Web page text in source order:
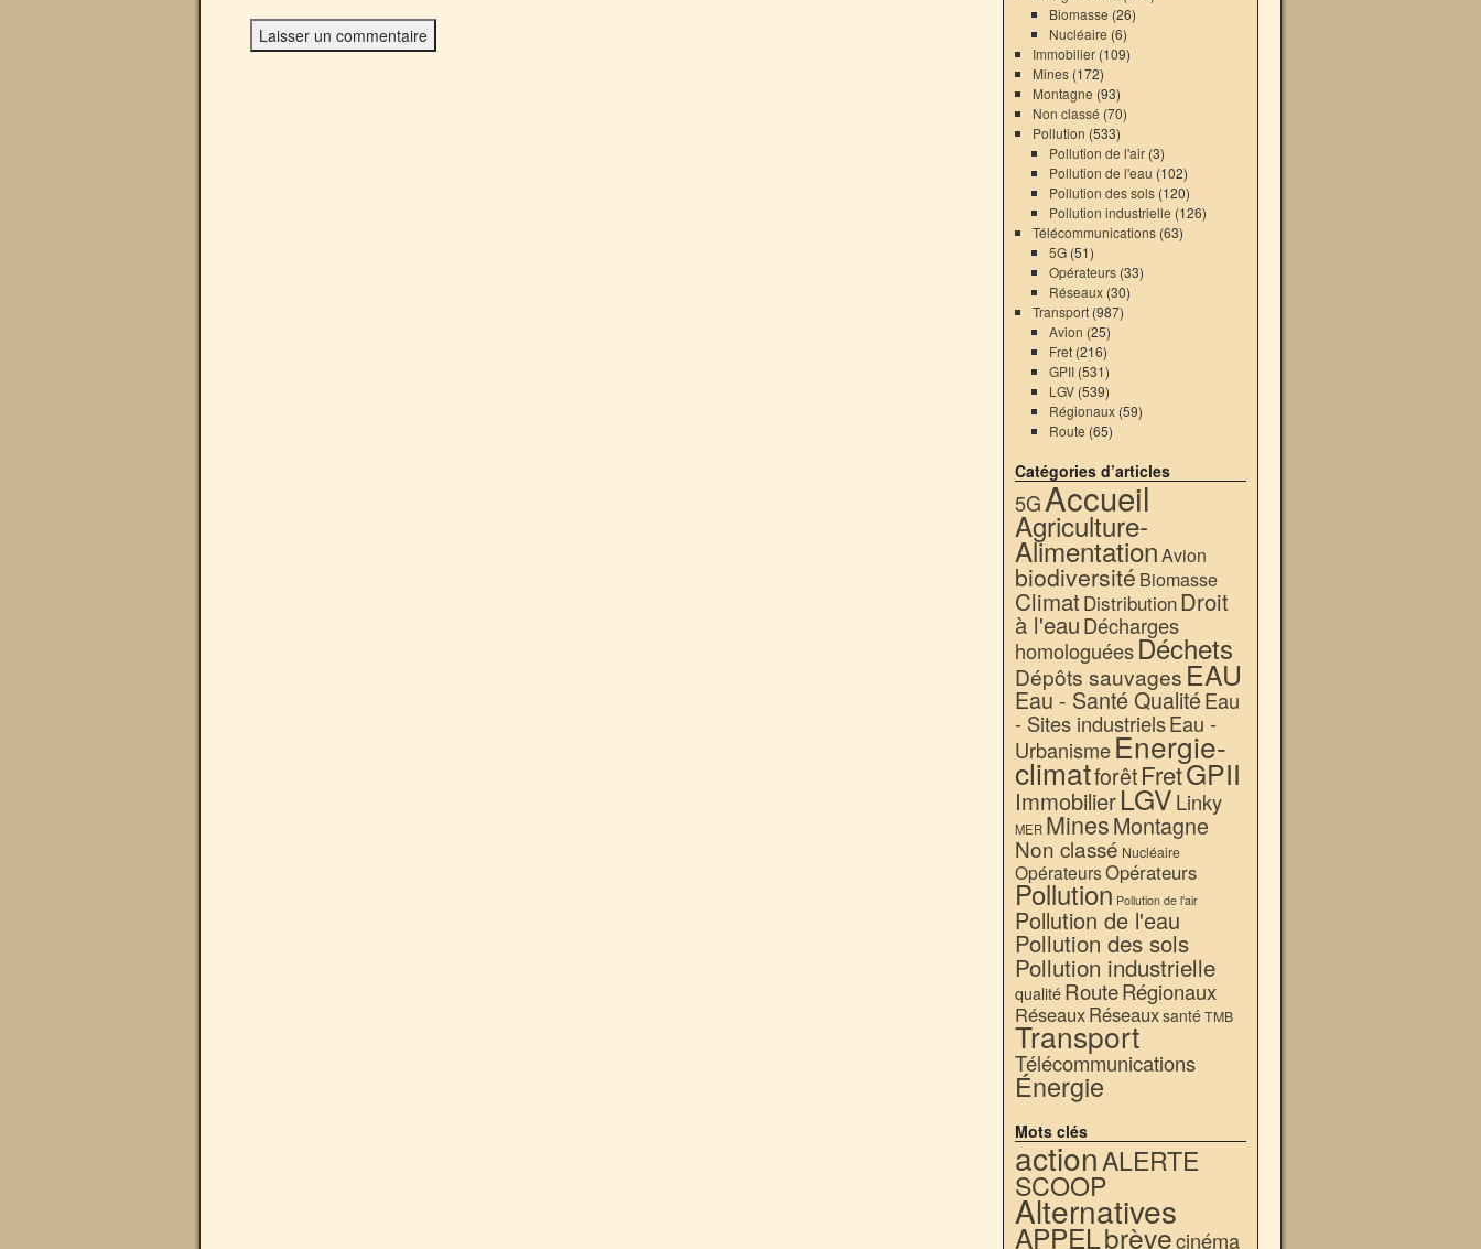
Biomasse (26)
Nucléaire (6)
Immobilier(109)
Mines(172)
Montagne (93)
Non classé (70)
Pollution (533)
Pollution de l'air (3)
Pollution de l'eau (102)
Pollution des sols (120)
Pollution industrielle (126)
Télécommunications(63)
5G (51)
Opérateurs (33)
Réseaux (30)
Transport(987)
Avion (25)
Fret (216)
GPII (531)
LGV (539)
Régionaux (59)
Route (65)
Catégories d’articles
5GAccueil
Agriculture-
AlimentationAvion
biodiversité Biomasse
ClimatDistributionDroit
à l'eauDécharges
homologuéesDéchets
Dépôts sauvages EAU
Eau - Santé QualitéEau
- Sites industrielsEau -
UrbanismeEnergie-
climatforêtFretGPII
ImmobilierLGVLinky
MER MinesMontagne
Non classé Nucléaire
OpérateursOpérateurs
Pollution Pollution de l'air
Pollution de l'eau
Pollution des sols
Pollution industrielle
qualité RouteRégionaux
RéseauxRéseauxsantéTMB
Transport
Télécommunications
Énergie
Mots clés
actionALERTE
SCOOP
Alternatives
APPELbrèvecinéma